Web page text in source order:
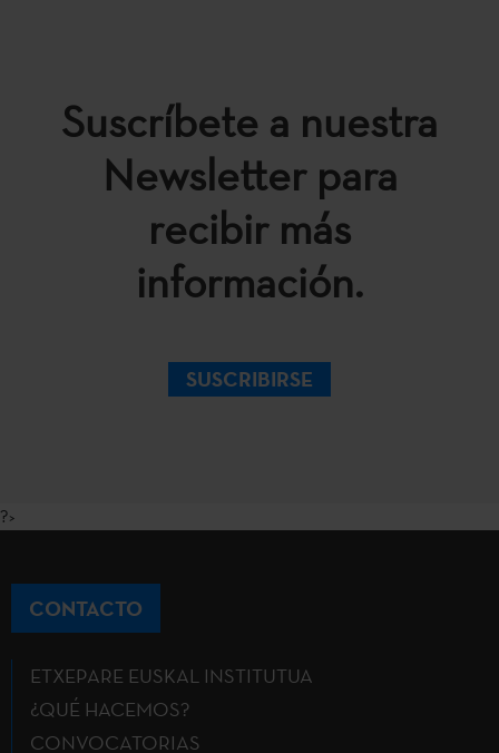
Suscríbete a nuestra
Newsletter para
recibir más
información.
SUSCRIBIRSE
?>
CONTACTO
ETXEPARE EUSKAL INSTITUTUA
¿QUÉ HACEMOS?
CONVOCATORIAS